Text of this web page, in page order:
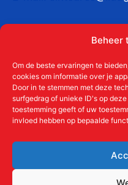
Beheer
Om de beste ervaringen te
cookies om informatie over je
Door in te stemmen met deze
surfgedrag of unieke ID's op
toestemming geeft of uw
invloed hebben op bepaalde
KvKnr:41011712
Meer over de
Aanmelden als donateur
ANBI